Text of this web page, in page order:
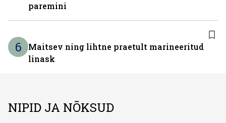
paremini
6
Maitsev ning lihtne praetult marineeritud
linask
NIPID JA NÕKSUD